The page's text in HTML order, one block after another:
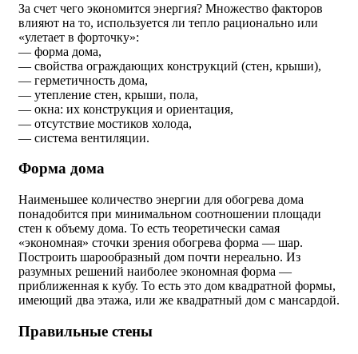
За счет чего экономится энергия? Множество факторов
влияют на то, используется ли тепло рационально или
«улетает в форточку»:
— форма дома,
— свойства ограждающих конструкций (стен, крыши),
— герметичность дома,
— утепление стен, крыши, пола,
— окна: их конструкция и ориентация,
— отсутствие мостиков холода,
— система вентиляции.
Форма дома
Наименьшее количество энергии для обогрева дома
понадобится при минимальном соотношении площади
стен к объему дома. То есть теоретически самая
«экономная» сточки зрения обогрева форма — шар.
Построить шарообразный дом почти нереально. Из
разумных решений наиболее экономная форма —
приближенная к кубу. То есть это дом квадратной формы,
имеющий два этажа, или же квадратный дом с мансардой.
Правильные стены